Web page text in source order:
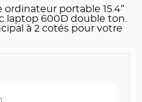
portable 15.4”
laptop 600D double ton.
à 2 cotés pour votre